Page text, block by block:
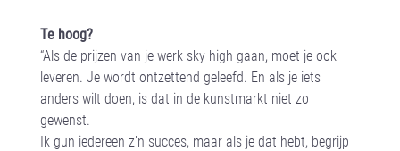
Te hoog?
“Als de prijzen van je werk sky high gaan, moet je ook
leveren. Je wordt ontzettend geleefd. En als je iets
anders wilt doen, is dat in de kunstmarkt niet zo
gewenst.
Ik gun iedereen z’n succes, maar als je dat hebt, begrijp